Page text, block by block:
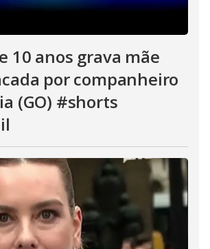
10 anos grava mãe
por companheiro
(GO) #shorts